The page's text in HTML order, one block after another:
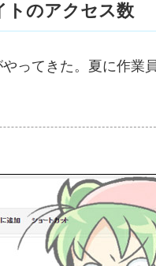
トのアクセス数
ってきた。夏に作業